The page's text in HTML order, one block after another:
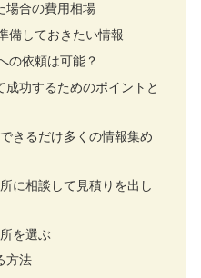
場合の費用相場
備しておきたい情報
の依頼は可能？
功するためのポイントと
きるだけ多くの情報集め
に相談して見積りを出し
を選ぶ
方法